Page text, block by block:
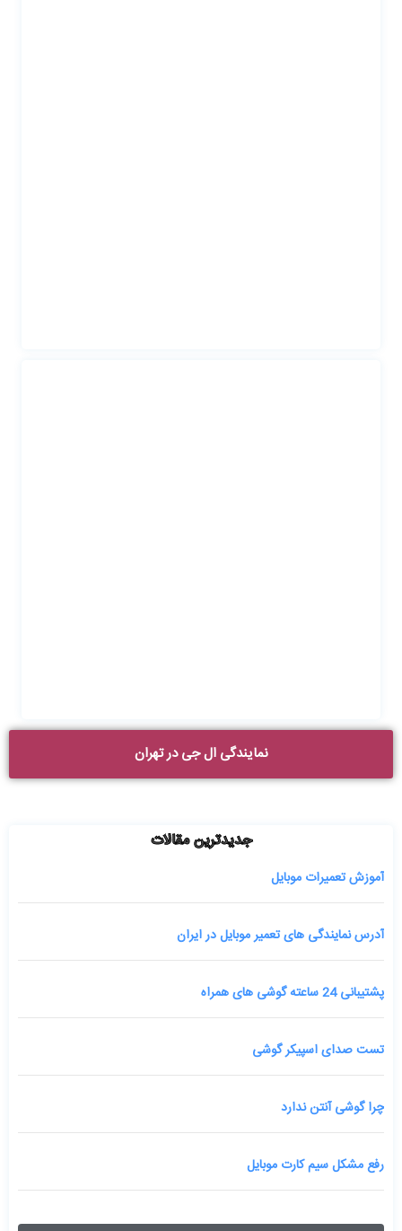
نمایندگی ال جی در تهران
جدیدترین مقالات
آموزش تعمیرات موبایل
آدرس نمایندگی های تعمیر موبایل در ایران
پشتیبانی 24 ساعته گوشی های همراه
تست صدای اسپیکر گوشی
چرا گوشی آنتن ندارد
رفع مشکل سیم کارت موبایل